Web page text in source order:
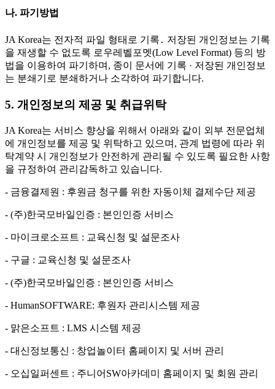
나. 파기방법
JA Korea는 전자적 파일 형태로 기록․ 저장된 개인정보는 기록
을 재생할 수 없도록 로우레벨포멧(Low Level Format) 등의 방
법을 이용하여 파기하며, 종이 문서에 기록 · 저장된 개인정보
는 분쇄기로 분쇄하거나 소각하여 파기합니다.
5. 개인정보의 제공 및 취급위탁
JA Korea는 서비스 향상을 위해서 아래와 같이 외부 전문업체
에 개인정보를 제공 및 위탁하고 있으며, 관계 법령에 따라 위
탁계약 시 개인정보가 안전하게 관리될 수 있도록 필요한 사항
을 규정하여 관리감독하고 있습니다.
- 금융결제원 : 후원금 청구를 위한 자동이체 결제수단 제공
- (주)한국모바일인증 : 본인인증 서비스
- 마이크로소프트 : 교육신청 및 설문조사
- 구글 : 교육신청 및 설문조사
- (주)한국모바일인증 : 본인인증 서비스
- HumanSOFTWARE: 후원자 관리시스템 제공
- 맑은소프트 : LMS 시스템 제공
- 대신정보통신 : 창업놀이터 홈페이지 및 서버 관리
- 오십일퍼센트 : 주니어SW아카데미 홈페이지 및 회원 관리